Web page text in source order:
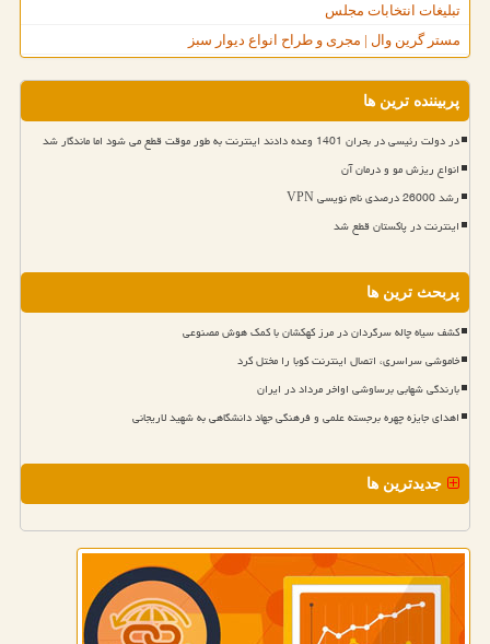
تبلیغات انتخابات مجلس
مستر گرین وال | مجری و طراح انواع دیوار سبز
پربیننده ترین ها
در دولت رئیسی در بحران 1401 وعده دادند اینترنت به طور موقت قطع می شود اما ماندگار شد
انواع ریزش مو و درمان آن
رشد 26000 درصدی نام نویسی VPN
اینترنت در پاکستان قطع شد
پربحث ترین ها
کشف سیاه چاله سرگردان در مرز کهکشان با کمک هوش مصنوعی
خاموشی سراسری، اتصال اینترنت کوبا را مختل کرد
بارندگی شهابی برساوشی اواخر مرداد در ایران
اهدای جایزه چهره برجسته علمی و فرهنگی جهاد دانشگاهی به شهید لاریجانی
جدیدترین ها